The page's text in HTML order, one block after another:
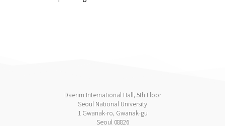
Daerim International Hall, 5th Floor
Seoul National University
1 Gwanak-ro, Gwanak-gu
Seoul 08826